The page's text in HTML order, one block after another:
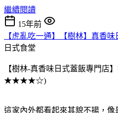
繼續閱讀
15年前
【虎亂吃一通】【樹林】真香味
日式食堂
【樹林-真香味日式蓋飯專門
★★★★☆)
這家內外都看起來其貌不揚，